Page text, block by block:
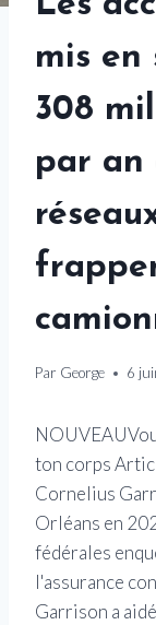
mis en
308
par an
Par George 6
NOUVEAU
ton corps
Cornelius
Orléans en
fédérales
l'assurance
Garrison a